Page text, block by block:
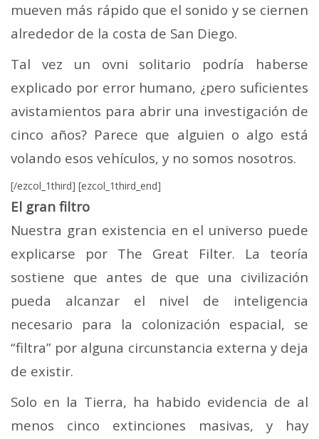
mueven más rápido que el sonido y se ciernen
alrededor de la costa de San Diego.
Tal vez un ovni solitario podría haberse
explicado por error humano, ¿pero suficientes
avistamientos para abrir una investigación de
cinco años? Parece que alguien o algo está
volando esos vehículos, y no somos nosotros.
[/ezcol_1third] [ezcol_1third_end]
El gran filtro
Nuestra gran existencia en el universo puede
explicarse por The Great Filter. La teoría
sostiene que antes de que una civilización
pueda alcanzar el nivel de inteligencia
necesario para la colonización espacial, se
“filtra” por alguna circunstancia externa y deja
de existir.
Solo en la Tierra, ha habido evidencia de al
menos cinco extinciones masivas, y hay